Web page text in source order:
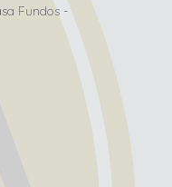
Fundos -